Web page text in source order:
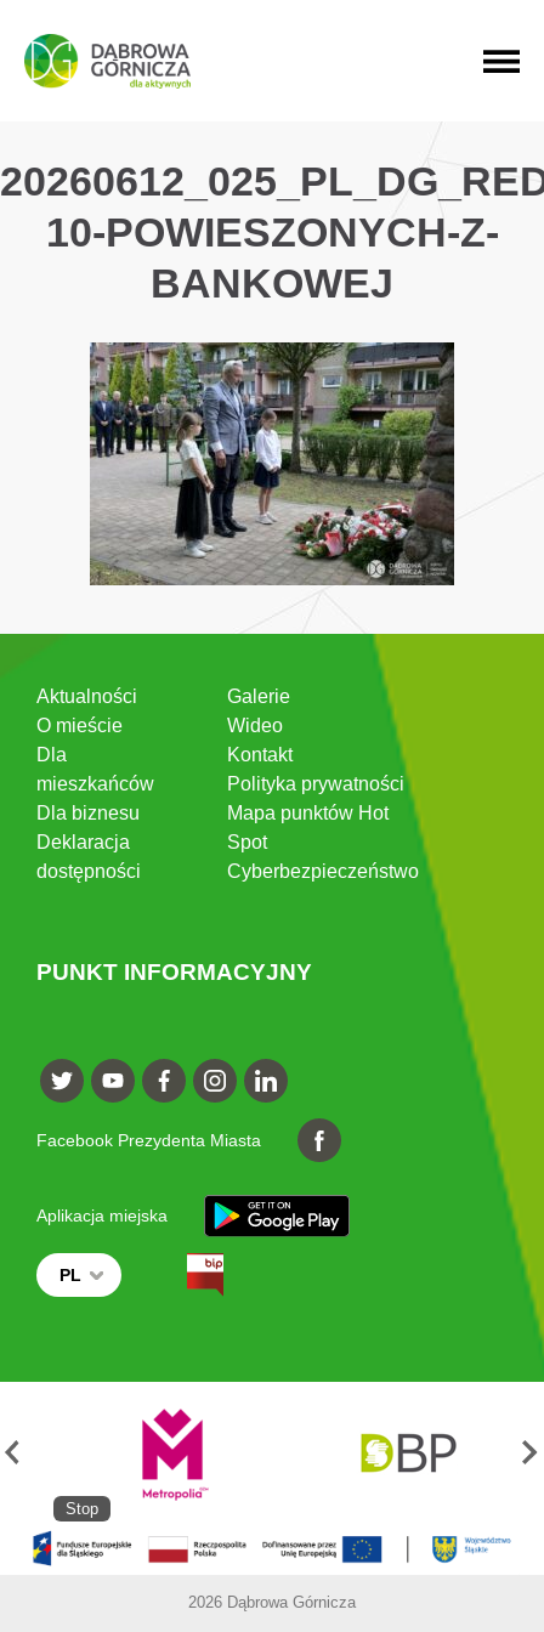
PRZEJDŹ DO MENU GŁÓWNEGO
PRZEJDŹ DO WYSZUKIWARKI
PRZEJDŹ DO TREŚCI
10-POWIESZONYCH-Z-
BANKOWEJ
Aktualności
O mieście
Dla
mieszkańców
Dla biznesu
Deklaracja
dostępności
Galerie
Wideo
Kontakt
Polityka prywatności
Mapa punktów Hot
Spot
Cyberbezpieczeństwo
PUNKT INFORMACYJNY
Facebook Prezydenta Miasta
Aplikacja miejska
PL
Stop
2026 Dąbrowa Górnicza